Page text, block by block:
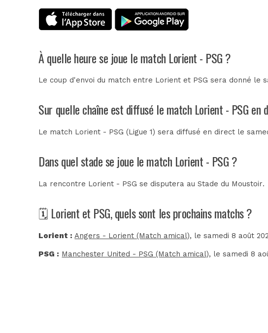
À quelle heure se joue le match Lorient - PSG ?
Le coup d'envoi du match entre Lorient et PSG sera donné le
Sur quelle chaîne est diffusé le match Lorient - PSG en
Le match Lorient - PSG (Ligue 1) sera diffusé en direct le
Dans quel stade se joue le match Lorient - PSG ?
La rencontre Lorient - PSG se disputera auStade du Moustoir.
🗓️ Lorient et PSG, quels sont les prochains matchs ?
Lorient : Angers - Lorient (Match amical), le samedi 8 août
PSG : Manchester United - PSG (Match amical), le samedi 8